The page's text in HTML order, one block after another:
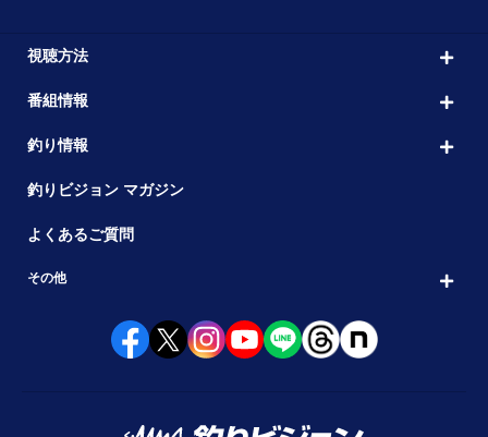
視聴方法
番組情報
釣り情報
釣りビジョン マガジン
よくあるご質問
その他